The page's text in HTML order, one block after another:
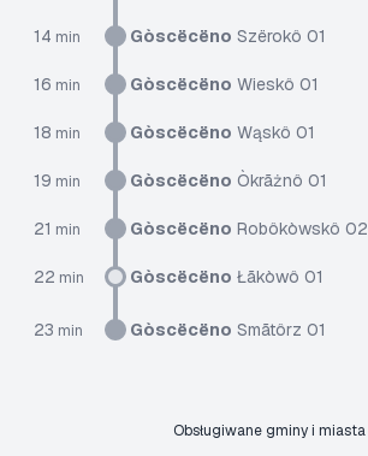
14 min Gòscëcëno Szërokô 01
16 min Gòscëcëno Wieskô 01
18 min Gòscëcëno Wąskô 01
19 min Gòscëcëno Òkrãżnô 01
21 min Gòscëcëno Robôkòwskô 02
22 min Gòscëcëno Łãkòwô 01
23 min Gòscëcëno Smãtôrz 01
Obsługiwane gminy i miasta